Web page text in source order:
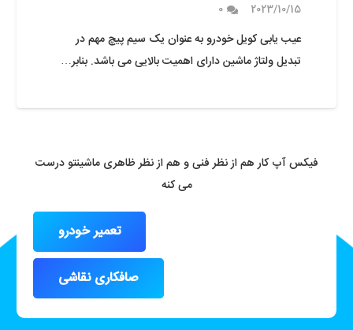
2023/10/15
0
عیب یابی کویل خودرو به عنوان یک سیم پیچ مهم در
تبدیل ولتاژ ماشین دارای اهمیت بالایی می باشد. بنابر…
فیکس آپ کار هم از نظر فنی و هم از نظر ظاهری ماشینتو درست
می کنه
تعمیر خودرو
صافکاری نقاشی